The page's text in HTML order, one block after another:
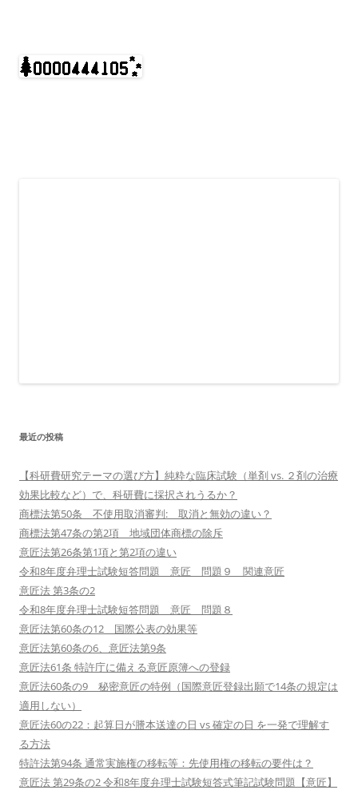
最近の投稿
【科研費研究テーマの選び方】純粋な臨床試験（単剤 vs. ２剤の治療
効果比較など）で、科研費に採択されうるか？
商標法第50条 不使用取消審判: 取消と無効の違い？
商標法第47条の第2項 地域団体商標の除斥
意匠法第26条第1項と第2項の違い
令和8年度弁理士試験短答問題 意匠 問題９ 関連意匠
意匠法 第3条の2
令和8年度弁理士試験短答問題 意匠 問題８
意匠法第60条の12 国際公表の効果等
意匠法第60条の6、意匠法第9条
意匠法61条 特許庁に備える意匠原簿への登録
意匠法60条の9 秘密意匠の特例（国際意匠登録出願で14条の規定は
適用しない）
意匠法60の22：起算日が謄本送達の日 vs 確定の日 を一発で理解す
る方法
特許法第94条 通常実施権の移転等：先使用権の移転の要件は？
意匠法 第29条の2 令和8年度弁理士試験短答式筆記試験問題【意匠】